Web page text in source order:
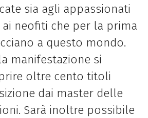
sia agli appassionati
ai neofiti che per la prima
a questo mondo.
manifestazione si
oltre cento titoli
dai master delle
Sarà inoltre possibile